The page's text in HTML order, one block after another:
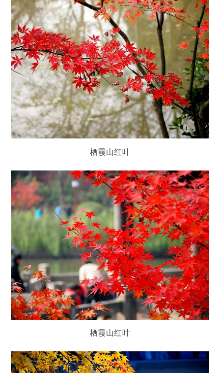
栖霞山红叶
栖霞山红叶